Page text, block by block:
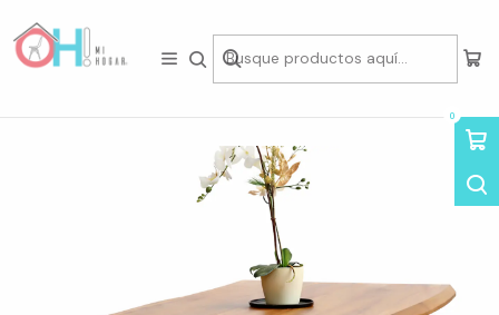
0
Inicio Mesas Mesas Rectangulares Mesa Rusti Rectangular PW